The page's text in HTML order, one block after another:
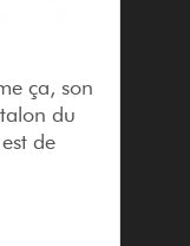
ça, son
du
de